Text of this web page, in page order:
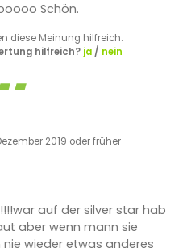
Schön.
diese Meinung hilfreich.
hilfreich? ja/ nein
2019 oder früher
auf der silver star hab
aber wenn mann sie
wieder etwas anderes